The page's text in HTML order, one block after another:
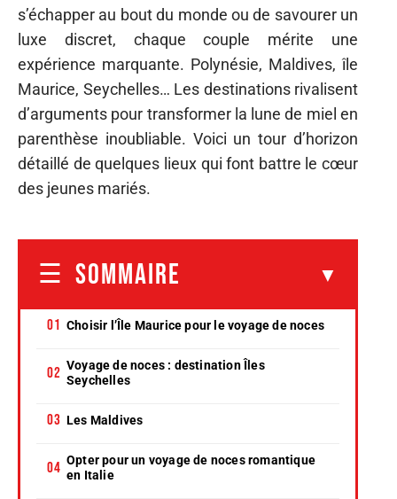
s’échapper au bout du monde ou de savourer un
luxe discret, chaque couple mérite une
expérience marquante. Polynésie, Maldives, île
Maurice, Seychelles… Les destinations rivalisent
d’arguments pour transformer la lune de miel en
parenthèse inoubliable. Voici un tour d’horizon
détaillé de quelques lieux qui font battre le cœur
des jeunes mariés.
SOMMAIRE
Choisir l’Île Maurice pour le voyage de noces
Voyage de noces : destination Îles
Seychelles
Les Maldives
Opter pour un voyage de noces romantique
en Italie